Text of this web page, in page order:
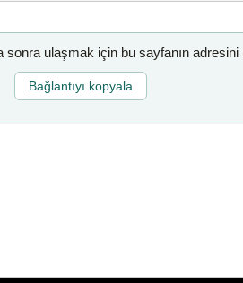
sonra ulaşmak için bu sayfanın adresini
Bağlantıyı kopyala